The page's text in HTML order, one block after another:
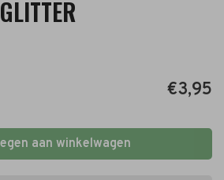
€3,95
aan winkelwagen